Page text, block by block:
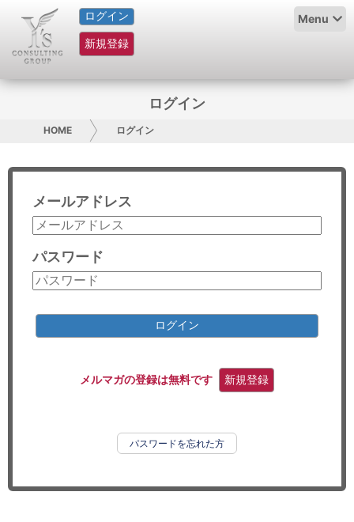
ログイン
新規登録
Menu
HOME
サービス紹介
グループ概要
採用情報
お問い合わせ
コンサルティング
リサーチ
ログイン
HOME ログイン
メールアドレス
パスワード
ログイン
メルマガの登録は無料です 新規登録
パスワードを忘れた方